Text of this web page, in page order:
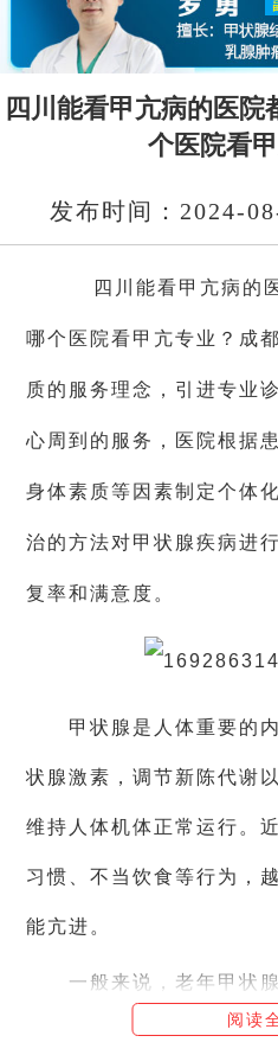
四川能看甲亢病的医
个医院看
发布时间：2024-
四川能看甲亢病的医
哪个医院看甲亢专业？成
质的服务理念，引进专业
心周到的服务，医院根据
身体素质等因素制定个体
治的方法对甲状腺疾病进
复率和满意度。
甲状腺是人体重要的内
状腺激素，调节新陈代谢
维持人体机体正常运行。
习惯、不当饮食等行为，
能亢进。
一般来说，老年甲状腺
同于年轻患者。一般患者
阅读